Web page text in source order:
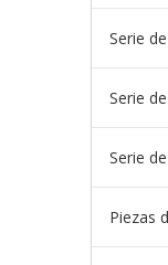
Serie